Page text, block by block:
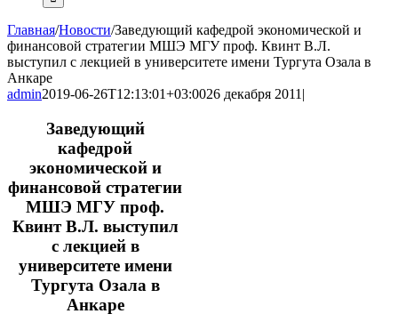
Главная/Новости/Заведующий кафедрой экономической и
финансовой стратегии МШЭ МГУ проф. Квинт В.Л.
выступил с лекцией в университете имени Тургута Озала в
Анкаре
admin2019-06-26T12:13:01+03:0026 декабря 2011|
Заведующий
кафедрой
экономической и
финансовой стратегии
МШЭ МГУ проф.
Квинт В.Л. выступил
с лекцией в
университете имени
Тургута Озала в
Анкаре